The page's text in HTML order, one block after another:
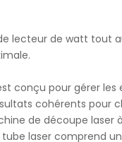
lecteur de watt tout
conçu pour gérer
cohérents
de découpe
laser comprend